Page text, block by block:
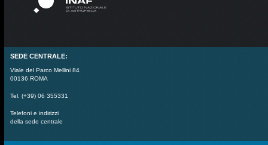
SEDE CENTRALE:
Viale del Parco Mellini 84
00136 ROMA
Tel. (+39) 06 355331
Telefoni e indirizzi
della sede centrale